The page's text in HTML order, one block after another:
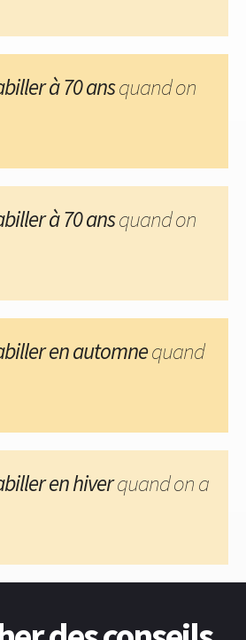
à 70 ansquand on
à 70 ansquand on
en automnequand
en hiverquand on a